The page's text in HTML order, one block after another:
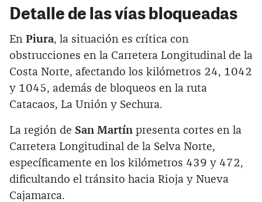
Detalle de las vías bloqueadas
En Piura, la situación es crítica con
obstrucciones en la Carretera Longitudinal de la
Costa Norte, afectando los kilómetros 24, 1042
y 1045, además de bloqueos en la ruta
Catacaos, La Unión y Sechura.
La región de San Martín presenta cortes en la
Carretera Longitudinal de la Selva Norte,
específicamente en los kilómetros 439 y 472,
dificultando el tránsito hacia Rioja y Nueva
Cajamarca.